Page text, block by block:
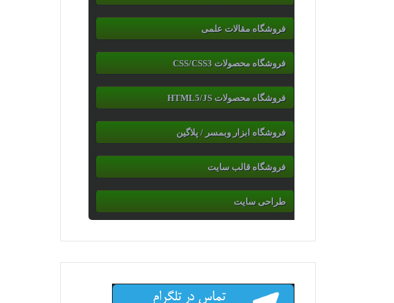
فروشگاه مقالات علمی
فروشگاه محصولات CSS/CSS3
فروشگاه محصولات HTML5/JS
فروشگاه ابزار وبمسر / پلاگین
فروشگاه قالب سایت
طراحی سایت